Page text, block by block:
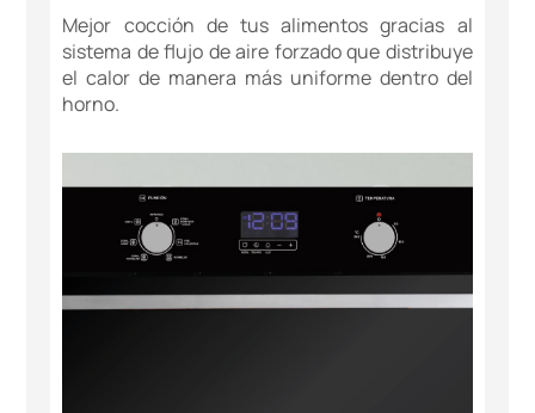
Mejor cocción de tus alimentos gracias al
sistema de flujo de aire forzado que distribuye
el calor de manera más uniforme dentro del
horno.